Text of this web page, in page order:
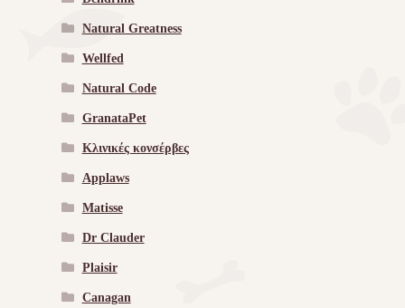
Natural Greatness
Wellfed
Natural Code
GranataPet
Κλινικές κονσέρβες
Applaws
Matisse
Dr Clauder
Plaisir
Canagan